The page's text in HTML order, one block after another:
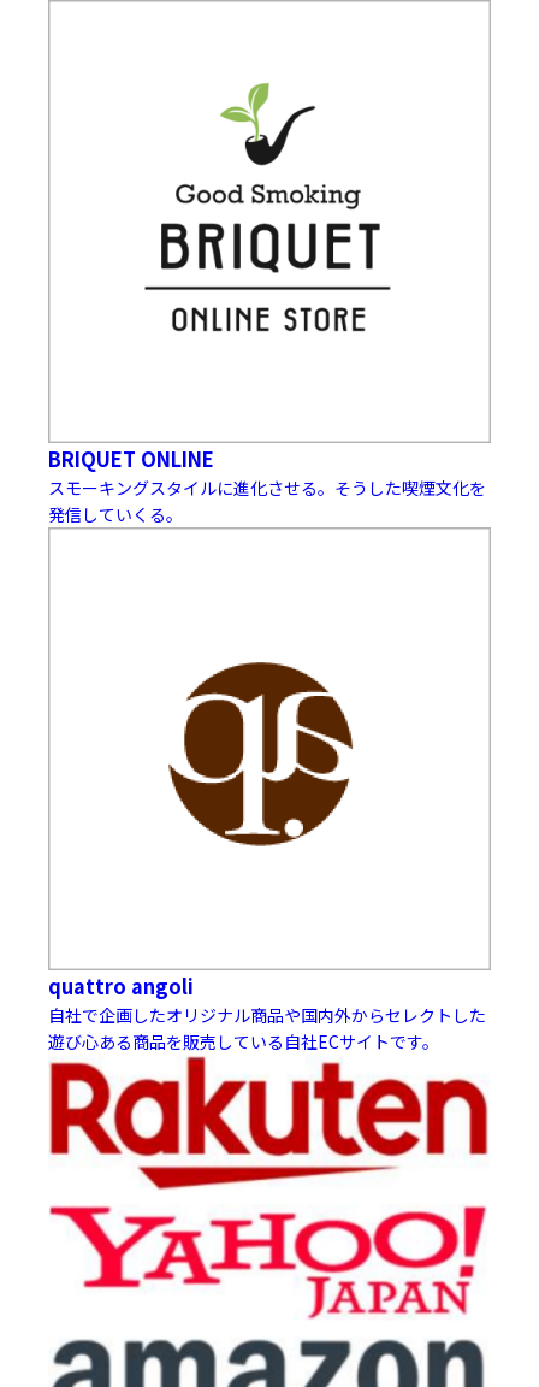
BRIQUET ONLINE
スモーキングスタイルに進化させる。そうした喫煙文化を
発信していくる。
quattro angoli
自社で企画したオリジナル商品や国内外からセレクトした
遊び心ある商品を販売している自社ECサイトです。